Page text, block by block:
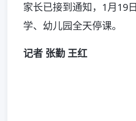
家长已接到通知，1月19
学、幼儿园全天停课。
记者 张勤 王红